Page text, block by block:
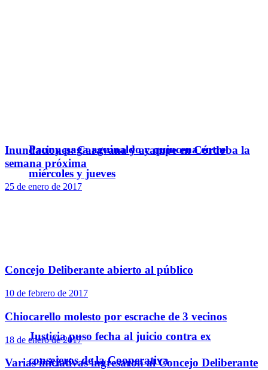
Pauny paga aguinaldo y quincena entre
miércoles y jueves
Justicia puso fecha al juicio contra ex
consejeros de la Cooperativa
Inundaciones: Caravana y acampe en Córdoba la
semana próxima
25 de enero de 2017
Concejo Deliberante abierto al público
10 de febrero de 2017
Chiocarello molesto por escrache de 3 vecinos
18 de enero de 2017
Varias iniciativas ingresaron al Concejo Deliberante